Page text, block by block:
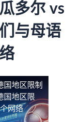
多尔 vs
与母语
国地区限制
国地区限
网络